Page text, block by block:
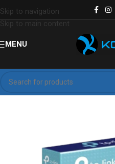
Skip to navigation
Skip to main content
MENU